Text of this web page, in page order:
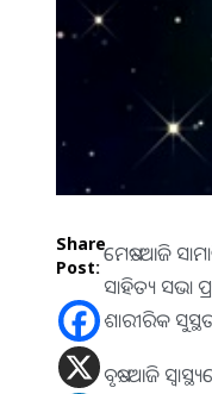
Share
Post:
ମେଷ:-ଆଜି
ସାହିତ୍ୟ ସଭା
ଶାରୀରିକ
ବୃଷ:-ଆଜି